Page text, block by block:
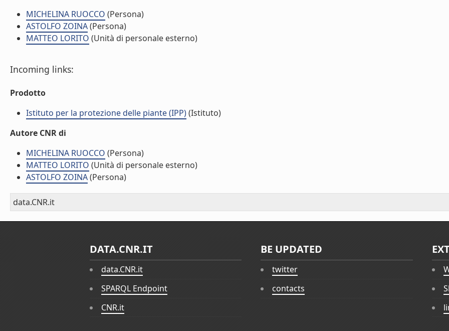
MICHELINA RUOCCO (Persona)
ASTOLFO ZOINA(Persona)
MATTEO LORITO (Unità di personale esterno)
Incoming links:
Prodotto
Istituto per la protezione delle piante (IPP)(Istituto)
Autore CNR di
MICHELINA RUOCCO (Persona)
MATTEO LORITO (Unità di personale esterno)
ASTOLFO ZOINA(Persona)
data.CNR.it
DATA.CNR.IT
data.CNR.it
SPARQL Endpoint
CNR.it
BE UPDATED
twitter
contacts